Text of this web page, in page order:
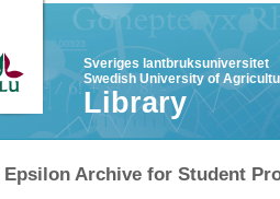
Sveriges lantbruksuniversitet
Swedish University of
Library
Epsilon Archive for Student